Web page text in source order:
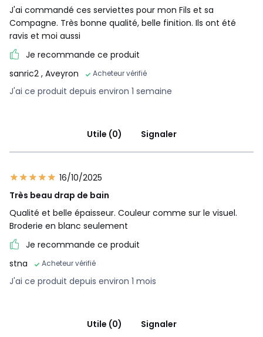
J'ai commandé ces serviettes pour mon Fils et sa
Compagne. Très bonne qualité, belle finition. Ils ont été
ravis et moi aussi
Je recommande ce produit
sanric2 , Aveyron Acheteur vérifié
J'ai ce produit depuis environ 1 semaine
Utile (0) Signaler
16/10/2025
Très beau drap de bain
Qualité et belle épaisseur. Couleur comme sur le visuel.
Broderie en blanc seulement
Je recommande ce produit
stna
Acheteur vérifié
J'ai ce produit depuis environ 1 mois
Utile (0) Signaler